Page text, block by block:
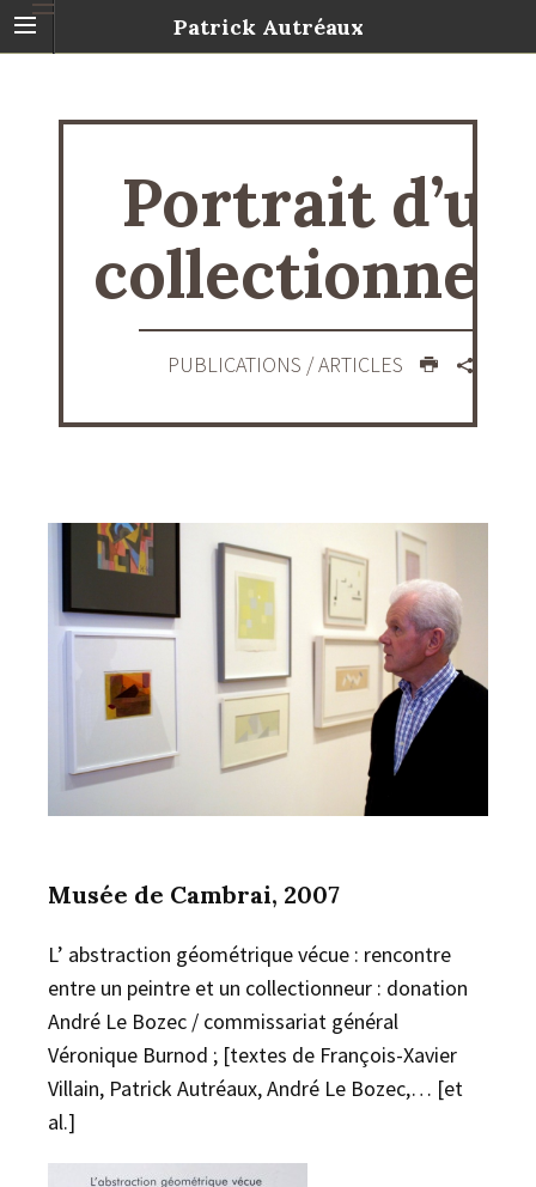
Patrick Autréaux
Portrait d’un
PUBLICATIONS / ARTICLES
Musée de Cambrai, 2007
L’ abstraction géométrique vécue : rencontre
entre un peintre et un collectionneur : donation
André Le Bozec / commissariat général
Véronique Burnod ; [textes de François-Xavier
Villain, Patrick Autréaux, André Le Bozec,… [et
al.]